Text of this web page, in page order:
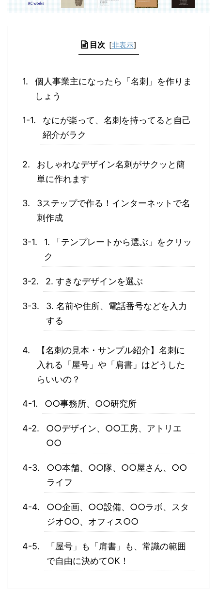
目次 [非表示]
個人事業主になったら「名刺」を作りま
しょう
なにが楽って、名刺を持ってると自己
紹介がラク
おしゃれなデザイン名刺がサクッと簡
単に作れます
3ステップで作る！インターネットで名
刺作成
1. 「テンプレートから選ぶ」をクリッ
ク
2. すきなデザインを選ぶ
3. 名前や住所、電話番号などを入力
する
【名刺の見本・サンプル紹介】名刺に
入れる「屋号」や「肩書」はどうした
らいいの？
○○事務所、○○研究所
○○デザイン、○○工房、アトリエ
○○
○○本舗、○○隊、○○屋さん、○○
ライフ
○○企画、○○設備、○○ラボ、スタ
ジオ○○、オフィス○○
「屋号」も「肩書」も、常識の範囲
で自由に決めてOK！